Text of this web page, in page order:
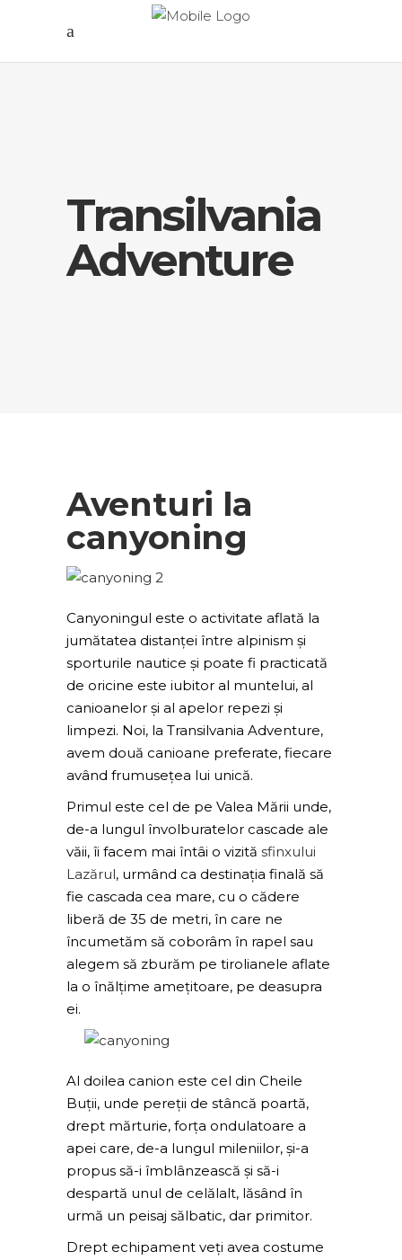
Transilvania
Adventure
Aventuri la
canyoning
Canyoningul este o activitate aflată la
jumătatea distanței între alpinism și
sporturile nautice și poate fi practicată
de oricine este iubitor al muntelui, al
canioanelor și al apelor repezi și
limpezi. Noi, la Transilvania Adventure,
avem două canioane preferate, fiecare
având frumusețea lui unică.
Primul este cel de pe Valea Mării unde,
de-a lungul învolburatelor cascade ale
văii, îi facem mai întâi o vizită sfinxului
Lazărul, urmând ca destinația finală să
fie cascada cea mare, cu o cădere
liberă de 35 de metri, în care ne
încumetăm să coborâm în rapel sau
alegem să zburăm pe tirolianele aflate
la o înălțime amețitoare, pe deasupra
ei.
Al doilea canion este cel din Cheile
Buții, unde pereții de stâncă poartă,
drept mărturie, forța ondulatoare a
apei care, de-a lungul mileniilor, și-a
propus să-i îmblânzească și să-i
despartă unul de celălalt, lăsând în
urmă un peisaj sălbatic, dar primitor.
Drept echipament veți avea costume